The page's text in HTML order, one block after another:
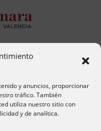
y anuncios, proporcionar
tráfico. También
utiliza nuestro sitio con
y de analítica.